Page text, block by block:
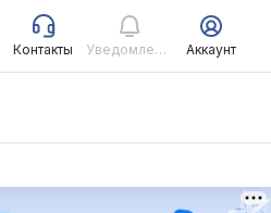
Контакты Уведомления Аккаунт